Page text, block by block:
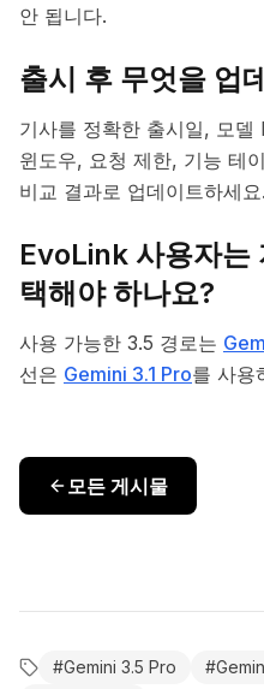
안 됩니다.
출시 후 무엇을 업
기사를 정확한 출시일, 모
윈도우, 요청 제한, 기능 테
비교 결과로 업데이트하세요.
EvoLink 사용자는
택해야 하나요?
사용 가능한 3.5 경로는
선은 Gemini 3.1 Pro를 사용
모든 게시물
#Gemini 3.5 Pro #